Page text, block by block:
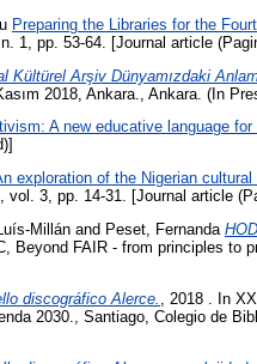
Preparing the Libraries for the
n. 1, pp. 53-64. [Journal article
Kültürel Arşiv Dünyamızdaki
2018, Ankara., Ankara. (In
A new educative language
exploration of the Nigerian
vol. 3, pp. 14-31. [Journal article
Millán and Peset, Fernanda
Beyond FAIR - from principles to
discográfico Alerce.
, 2018 . In
2030., Santiago, Colegio de